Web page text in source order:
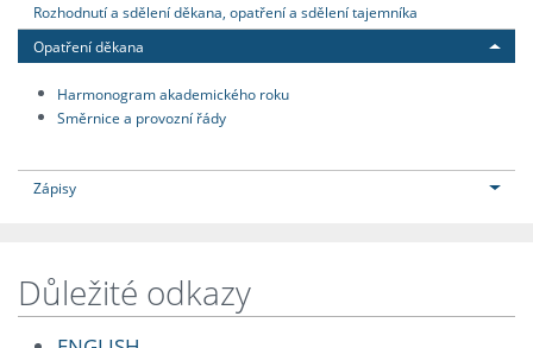
Rozhodnutí a sdělení děkana, opatření a sdělení tajemníka
Opatření děkana
Harmonogram akademického roku
Směrnice a provozní řády
Zápisy
Důležité odkazy